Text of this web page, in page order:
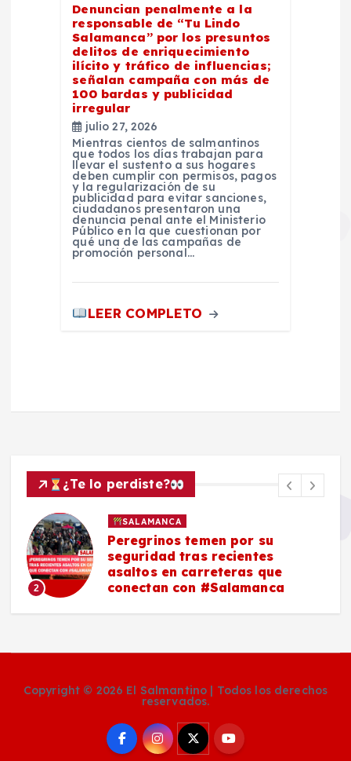
Denuncian penalmente a la
responsable de “Tu Lindo
Salamanca” por los presuntos
delitos de enriquecimiento
ilícito y tráfico de influencias;
señalan campaña con más de
100 bardas y publicidad
irregular
julio 27, 2026
Mientras cientos de salmantinos
que todos los días trabajan para
llevar el sustento a sus hogares
deben cumplir con permisos, pagos
y la regularización de su
publicidad para evitar sanciones,
ciudadanos presentaron una
denuncia penal ante el Ministerio
Público en la que cuestionan por
qué una de las campañas de
promoción personal…
LEER COMPLETO
¿Te lo perdiste?
2
SALAMANCA
Peregrinos temen por su
seguridad tras recientes
asaltos en carreteras que
conectan con #Salamanca
Copyright © 2026 El Salmantino | Todos los derechos
reservados.